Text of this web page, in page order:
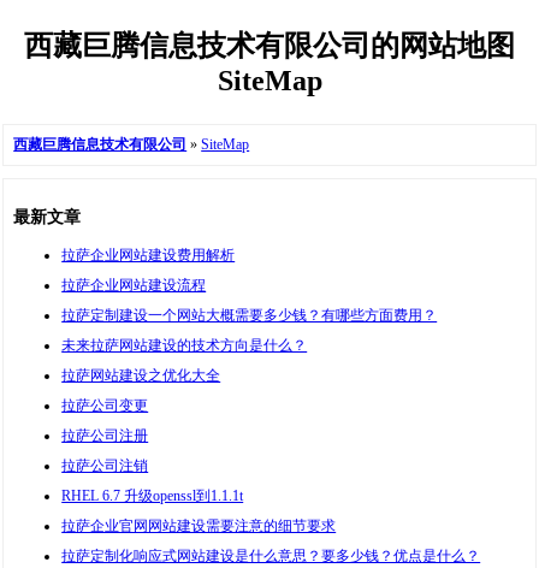
西藏巨腾信息技术有限公司的网站地图
SiteMap
西藏巨腾信息技术有限公司 »SiteMap
最新文章
拉萨企业网站建设费用解析
拉萨企业网站建设流程
拉萨定制建设一个网站大概需要多少钱？有哪些方面费用？
未来拉萨网站建设的技术方向是什么？
拉萨网站建设之优化大全
拉萨公司变更
拉萨公司注册
拉萨公司注销
RHEL 6.7 升级openssl到1.1.1t
拉萨企业官网网站建设需要注意的细节要求
拉萨定制化响应式网站建设是什么意思？要多少钱？优点是什么？